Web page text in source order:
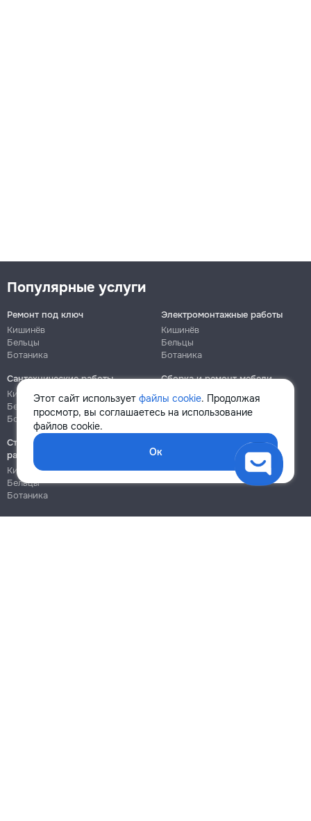
Этот сайт использует файлы cookie. Продолжая
просмотр, вы соглашаетесь на использование
файлов cookie.
Ок
Популярные услуги
Ремонт под ключ
Кишинёв
Бельцы
Ботаника
Электромонтажные работы
Кишинёв
Бельцы
Ботаника
Сантехнические работы
Кишинёв
Бельцы
Ботаника
Сборка и ремонт мебели
Кишинёв
Ботаника
Строительно-монтажные
работы
Кишинёв
Бельцы
Ботаника